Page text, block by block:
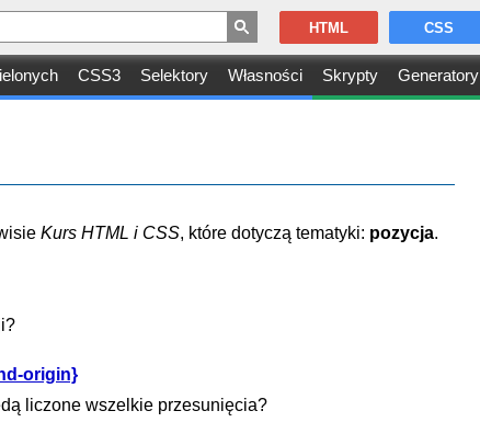
CSS3 Selektory Własności Skrypty Generatory
HTML CSS
Kurs HTML i CSS, które dotyczą tematyki: pozycja.
origin}
liczone wszelkie przesunięcia?